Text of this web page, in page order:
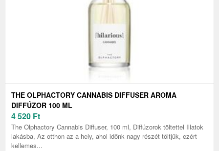
THE OLPHACTORY CANNABIS DIFFUSER AROMA
DIFFÚZOR 100 ML
4 520 Ft
The Olphactory Cannabis Diffuser, 100 ml, Diffúzorok töltettel Illatok
lakásba, Az otthon az a hely, ahol időnk nagy részét töltjük, ezért
kellemes...